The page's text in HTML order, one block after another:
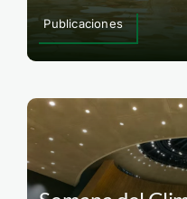
Publicaciones